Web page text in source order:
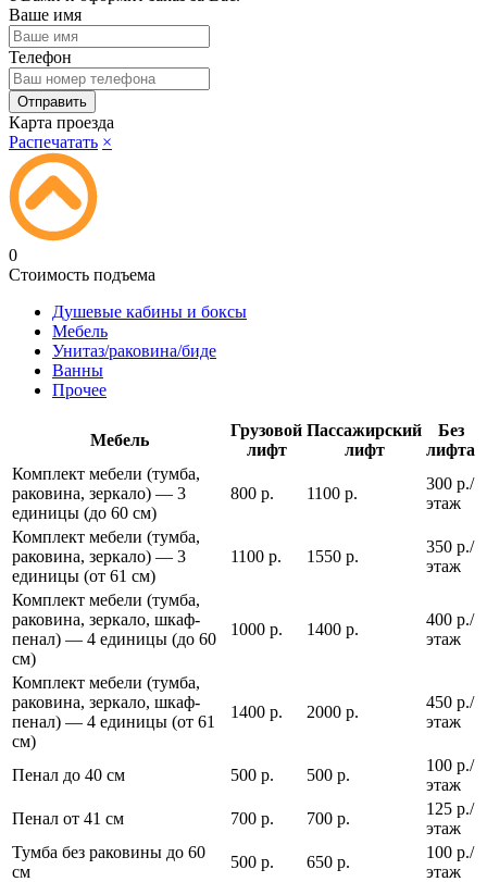
Ваше имя
Телефон
Карта проезда
Распечатать ×
0
Стоимость подъема
Душевые кабины и боксы
Мебель
Унитаз/раковина/биде
Ванны
Прочее
Мебель
Грузовой
лифт
Пассажирский
лифт
Без
лифта
Комплект мебели (тумба,
раковина, зеркало) — 3
единицы (до 60 см)
800 р. 1100 р.
300 р./
этаж
Комплект мебели (тумба,
раковина, зеркало) — 3
единицы (от 61 см)
1100 р. 1550 р.
350 р./
этаж
Комплект мебели (тумба,
раковина, зеркало, шкаф-
пенал) — 4 единицы (до 60
см)
1000 р. 1400 р.
400 р./
этаж
Комплект мебели (тумба,
раковина, зеркало, шкаф-
пенал) — 4 единицы (от 61
см)
1400 р. 2000 р.
450 р./
этаж
Пенал до 40 см 500 р. 500 р.
100 р./
этаж
Пенал от 41 см
700 р. 700 р.
125 р./
этаж
Тумба без раковины до 60
см
500 р. 650 р.
100 р./
этаж